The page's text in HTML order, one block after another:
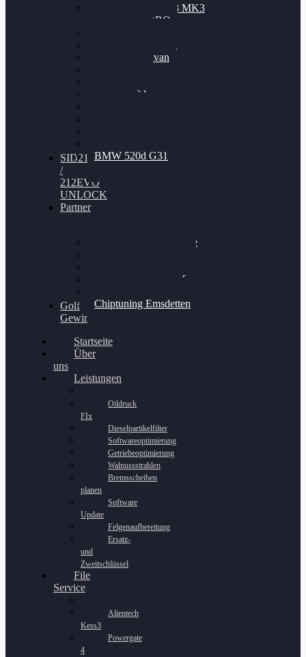
Nissan GT-R35 3.8 MK3
V6 TWINTURBO
VW Passat 2.0TDI
VW T6 Multivan
BMW 120d
BMW 520d G31
SID212
/
212EVO
UNLOCK
Partner
Bilgenroth Performance
Chiptuning Schüttorf
Chiptuning Emsdetten
Golf
Gewinnspiel
Startseite
Über
uns
Leistungen
Oildruck
FIx
Dieselpartikelfilter
Softwareoptimierung
Getriebeoptimierung
Walnussstrahlen
Bremsscheiben
planen
Software
Update
Felgenaufbereitung
Ersatz-
und
Zweitschlüssel
File
Service
Alientech
Kess3
Powergate
4